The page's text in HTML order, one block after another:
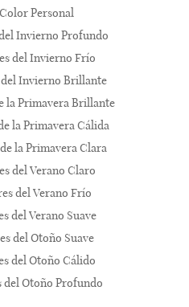
Personal
Invierno Profundo
del Invierno Frío
del Invierno Brillante
la Primavera Brillante
la Primavera Cálida
la Primavera Clara
del Verano Claro
del Verano Frío
del Verano Suave
del Otoño Suave
del Otoño Cálido
del Otoño Profundo